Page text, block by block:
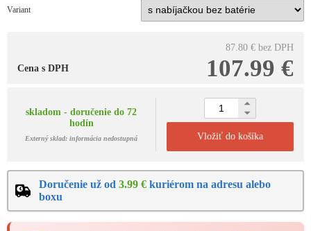
Variant
87.80 € bez DPH
107.99 €
Cena s DPH
skladom - doručenie do 72
hodín
Externý sklad: informácia nedostupná Vložiť do košíka
Doručenie už od 3.99 € kuriérom na adresu alebo
boxu